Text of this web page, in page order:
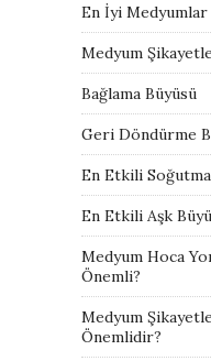
En İyi Medyumlar
Medyum
Bağlama Büyüsü
Geri Döndürme
En Etkili
En Etkili Aşk
Medyum Hoca
Önemli?
Medyum
Önemlidir?